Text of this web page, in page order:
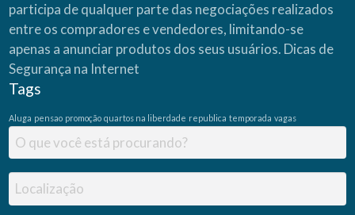
participa de qualquer parte das negociações realizados
entre os compradores e vendedores, limitando-se
apenas a anunciar produtos dos seus usuários. Dicas de
Segurança na Internet
Tags
Aluga pensao promoção quartos na liberdade republica temporada vagas